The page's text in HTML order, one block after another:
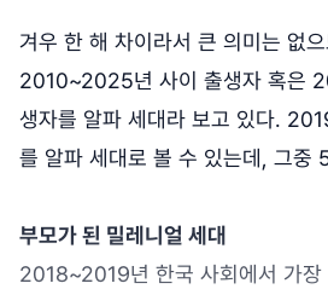
겨우 한 해 차이라서 큰 의미는 없
2010~2025년 사이 출생자 혹은
생자를 알파 세대라 보고 있다.
를 알파 세대로 볼 수 있는데, 그중
부모가 된 밀레니얼 세대
2018~2019년 한국 사회에서 가장